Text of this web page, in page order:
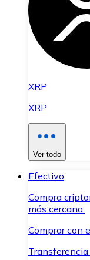
XRP
XRP
Ver todo
Efectivo
Compra
más cercana.
Comprar con
Transferencia